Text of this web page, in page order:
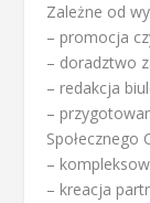
Zależne od
– promocja
– doradztwo
– redakcja
–
Społecznego
–
– kreacja